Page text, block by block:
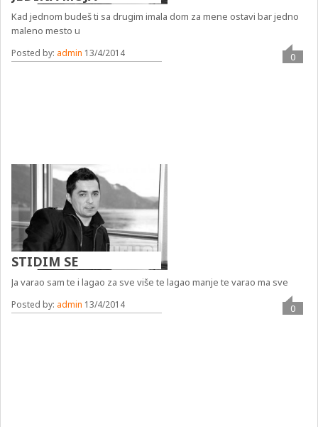
Kad jednom budeš ti sa drugim imala dom za mene ostavi bar jedno
maleno mesto u
Posted by: admin 13/4/2014 0
STIDIM SE
Ja varao sam te i lagao za sve više te lagao manje te varao ma sve
Posted by: admin 13/4/2014 0